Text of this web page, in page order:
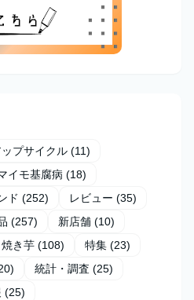
ップサイクル (11)
イモ基腐病 (18)
ド (252) レビュー (35)
(257) 新店舗 (10)
焼き芋 (108) 特集 (23)
統計・調査 (25)
(25)